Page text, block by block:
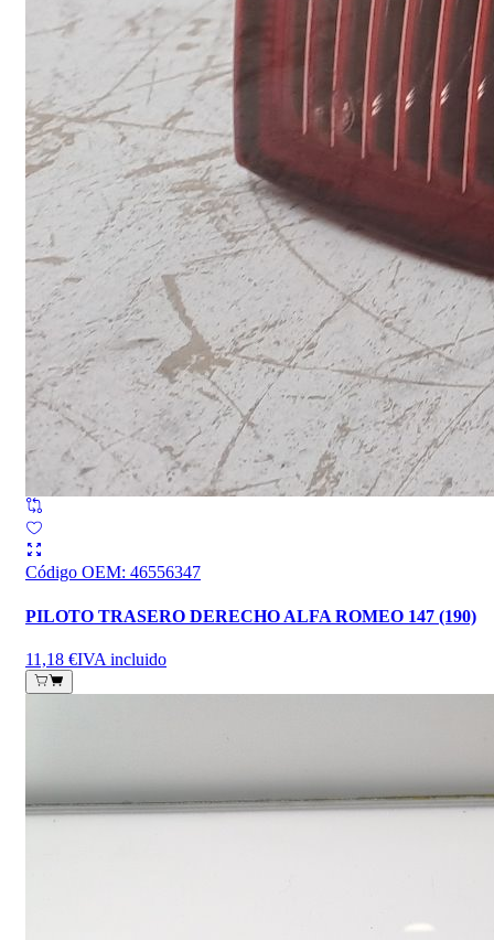
Código OEM: 46556347
PILOTO TRASERO DERECHO ALFA ROMEO 147 (190)
11,18 €IVA incluido